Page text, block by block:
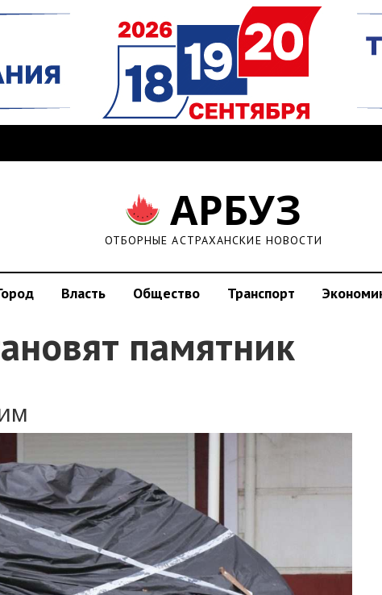
АРБУЗ
ОТБОРНЫЕ АСТРАХАНСКИЕ НОВОСТИ
Власть Общество Транспорт
памятник